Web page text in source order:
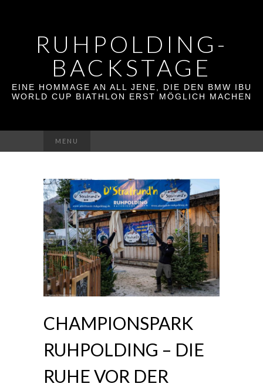
RUHPOLDING-
BACKSTAGE
EINE HOMMAGE AN ALL JENE, DIE DEN BMW IBU
WORLD CUP BIATHLON ERST MÖGLICH MACHEN
MENU
nach:
CHAMPIONSPARK
RUHPOLDING – DIE
RUHE VOR DER